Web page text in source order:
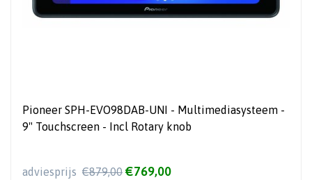
Pioneer SPH-EVO98DAB-UNI - Multimediasysteem -
9" Touchscreen - Incl Rotary knob
adviesprijs €879,00 €769,00